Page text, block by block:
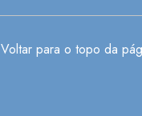
Voltar para o topo da